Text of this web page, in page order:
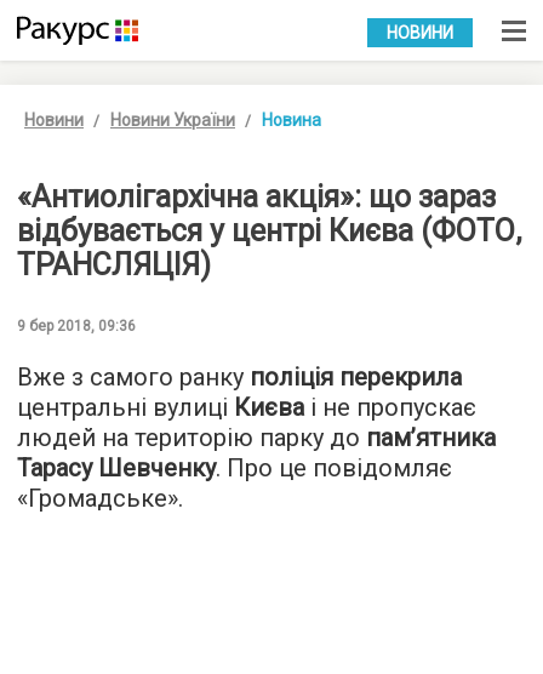
УКР РУС
НОВИНИ
Новини Новини України Новина
«Антиолігархічна акція»: що зараз
відбувається у центрі Києва (ФОТО,
ТРАНСЛЯЦІЯ)
9 бер 2018, 09:36
Вже з самого ранку поліція перекрила
центральні вулиці Києваі не пропускає
людей на територію парку до пам’ятника
Тарасу Шевченку. Про це повідомляє
«Громадське».